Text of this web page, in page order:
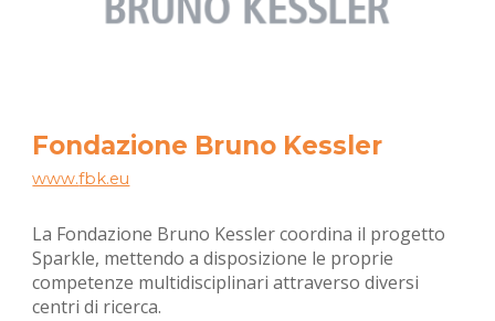
Fondazione Bruno Kessler
www.fbk.eu
La Fondazione Bruno Kessler coordina il progetto
Sparkle, mettendo a disposizione le proprie
competenze multidisciplinari attraverso diversi
centri di ricerca.